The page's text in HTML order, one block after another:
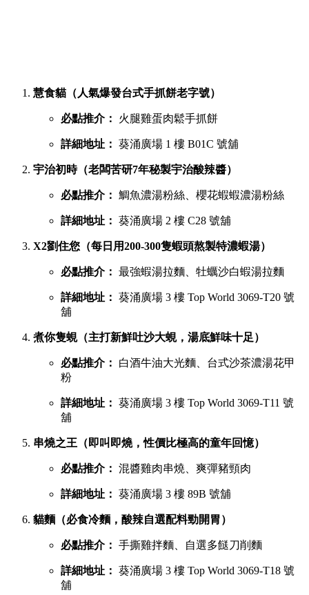
慧食貓（人氣爆發台式手抓餅老字號）
必點推介： 火腿雞蛋肉鬆手抓餅
詳細地址： 葵涌廣場 1 樓 B01C 號舖
宇治初時（老闆苦研7年秘製宇治酸辣醬）
必點推介： 鯛魚濃湯粉絲、櫻花蝦蝦濃湯粉絲
詳細地址： 葵涌廣場 2 樓 C28 號舖
X2劉住您（每日用200-300隻蝦頭熬製特濃蝦湯）
必點推介： 最強蝦湯拉麵、牡蠣沙白蝦湯拉麵
詳細地址： 葵涌廣場 3 樓 Top World 3069-T20 號
舖
煮你隻蜆（主打新鮮吐沙大蜆，湯底鮮味十足）
必點推介：
白酒牛油大光麵、台式沙茶濃湯花甲
粉
詳細地址： 葵涌廣場 3 樓 Top World 3069-T11 號
舖
串燒之王（即叫即燒，性價比極高的童年回憶）
必點推介： 混醬雞肉串燒、爽彈豬頸肉
詳細地址： 葵涌廣場 3 樓 89B 號舖
貓麵（必食冷麵，酸辣自選配料勁開胃）
必點推介： 手撕雞拌麵、自選多餸刀削麵
詳細地址： 葵涌廣場 3 樓 Top World 3069-T18 號
舖